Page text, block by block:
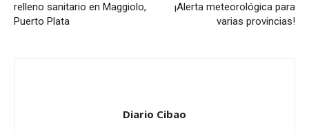
relleno sanitario en Maggiolo,
Puerto Plata
¡Alerta meteorológica para
varias provincias!
Diario Cibao